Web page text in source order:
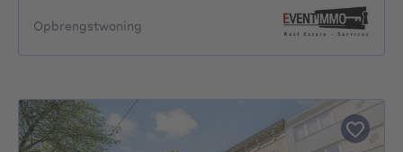
Opbrengstwoning